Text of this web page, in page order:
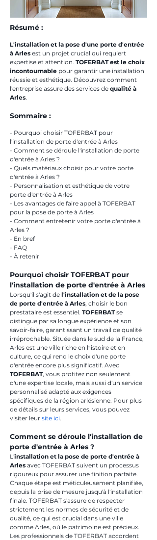
Résumé :
L'installation et la pose d'une porte d'entrée
à Arles est un projet crucial qui requiert
expertise et attention. TOFERBAT est le choix
incontournable pour garantir une installation
réussie et esthétique. Découvrez comment
l'entreprise assure des services de qualité à
Arles.
Sommaire :
- Pourquoi choisir TOFERBAT pour
l'installation de porte d'entrée à Arles
- Comment se déroule l'installation de porte
d'entrée à Arles ?
- Quels matériaux choisir pour votre porte
d'entrée à Arles ?
- Personnalisation et esthétique de votre
porte d'entrée à Arles
- Les avantages de faire appel à TOFERBAT
pour la pose de porte à Arles
- Comment entretenir votre porte d'entrée à
Arles ?
- En bref
- FAQ
- À retenir
Pourquoi choisir TOFERBAT pour
l'installation de porte d'entrée à Arles
Lorsqu'il s'agit de l'installation et de la pose
de porte d'entrée à Arles, choisir le bon
prestataire est essentiel. TOFERBAT se
distingue par sa longue expérience et son
savoir-faire, garantissant un travail de qualité
irréprochable. Située dans le sud de la France,
Arles est une ville riche en histoire et en
culture, ce qui rend le choix d'une porte
d'entrée encore plus significatif. Avec
TOFERBAT, vous profitez non seulement
d'une expertise locale, mais aussi d'un service
personnalisé adapté aux exigences
spécifiques de la région arlésienne. Pour plus
de détails sur leurs services, vous pouvez
visiter leur site ici.
Comment se déroule l'installation de
porte d'entrée à Arles ?
L'installation et la pose de porte d'entrée à
Arles avec TOFERBAT suivent un processus
rigoureux pour assurer une finition parfaite.
Chaque étape est méticuleusement planifiée,
depuis la prise de mesure jusqu'à l'installation
finale. TOFERBAT s'assure de respecter
strictement les normes de sécurité et de
qualité, ce qui est crucial dans une ville
comme Arles, où le patrimoine est précieux.
Les professionnels de TOFERBAT accordent